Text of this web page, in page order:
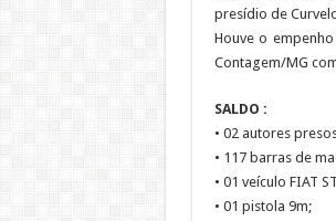
presídio de
Houve o
Contagem/MG
SALDO :
• 02 autores
• 117 barras de
• 01 veículo FIAT
• 01 pistola 9m;